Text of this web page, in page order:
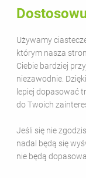
Używamy
którym nasza
Ciebie bardziej
niezawodnie.
lepiej dopasować
do Twoich
Jeśli się nie
nadal będą się
nie będą